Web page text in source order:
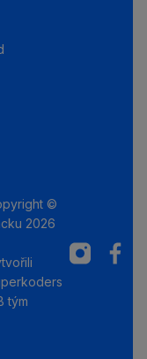
©
2026
tým
Instagram